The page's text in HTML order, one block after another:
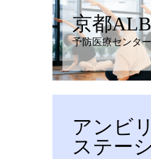
京都
予防医療センタ
アンビ
ステー